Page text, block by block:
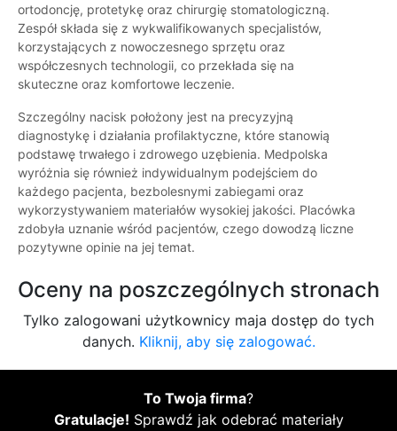
ortodoncję, protetykę oraz chirurgię stomatologiczną.
Zespół składa się z wykwalifikowanych specjalistów,
korzystających z nowoczesnego sprzętu oraz
współczesnych technologii, co przekłada się na
skuteczne oraz komfortowe leczenie.
Szczególny nacisk położony jest na precyzyjną
diagnostykę i działania profilaktyczne, które stanowią
podstawę trwałego i zdrowego uzębienia. Medpolska
wyróżnia się również indywidualnym podejściem do
każdego pacjenta, bezbolesnymi zabiegami oraz
wykorzystywaniem materiałów wysokiej jakości. Placówka
zdobyła uznanie wśród pacjentów, czego dowodzą liczne
pozytywne opinie na jej temat.
Oceny na poszczególnych stronach
Tylko zalogowani użytkownicy maja dostęp do tych
danych. Kliknij, aby się zalogować.
To Twoja firma?
Gratulacje! Sprawdź jak odebrać materiały